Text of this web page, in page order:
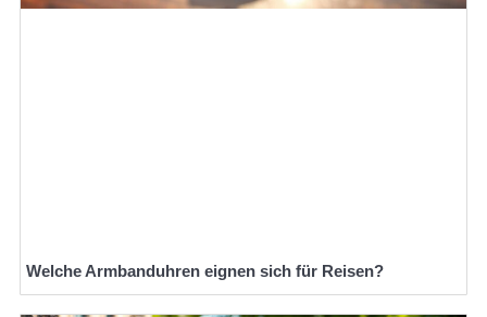
Welche Armbanduhren eignen sich für Reisen?